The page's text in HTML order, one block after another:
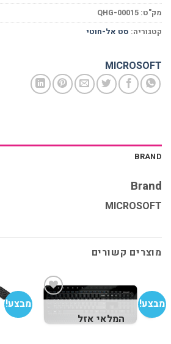
מק"ט:QHG-00015
קטגוריה:סט אל-חוטי
MICROSOFT
BRAND
Brand
MICROSOFT
מוצרים קשורים
מבצע!
הוסף
המלאי אזל
מבצע!